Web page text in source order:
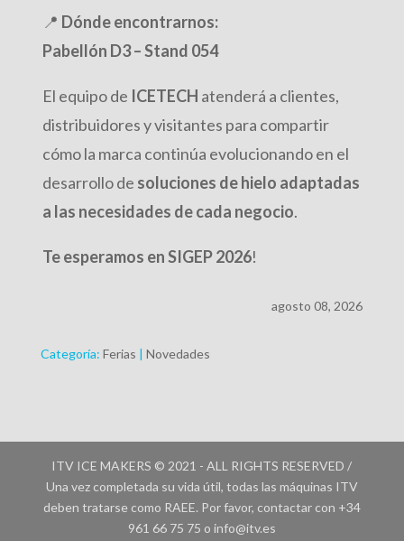
📍 Dónde encontrarnos:
Pabellón D3 – Stand 054
El equipo de ICETECH atenderá a clientes,
distribuidores y visitantes para compartir
cómo la marca continúa evolucionando en el
desarrollo de soluciones de hielo adaptadas
a las necesidades de cada negocio.
Te esperamos en SIGEP 2026!
agosto 08, 2026
Categoría: Ferias | Novedades
ITV ICE MAKERS © 2021 - ALL RIGHTS RESERVED /
Una vez completada su vida útil, todas las máquinas ITV
deben tratarse como RAEE. Por favor, contactar con +34
961 66 75 75 o info@itv.es